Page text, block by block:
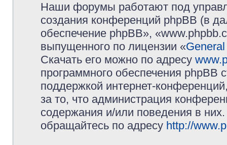
Наши форумы работают под
создания конференций phpBB (в
обеспечение phpBB»,
выпущенного по лицензии «
Скачать его можно по адресу
программного обеспечения phpBB
поддержкой интернет-
за то, что администрация
содержания и/или поведения в
обращайтесь по адресу http://